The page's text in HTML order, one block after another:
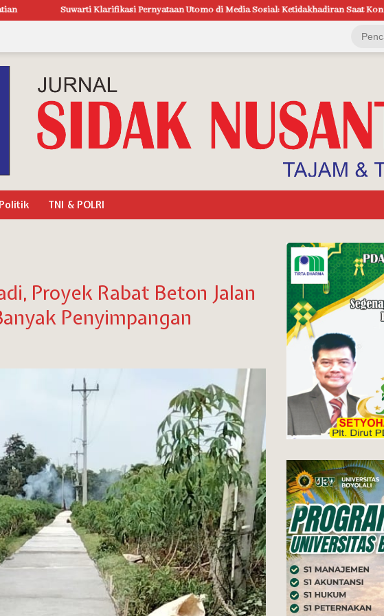
Pernyataan Utomo di Media Sosial: Ketidakhadiran Saat Konfrontasi Bukan karena Mangkir
TNI & POLRI
Proyek Rabat Beton Jalan
Penyimpangan